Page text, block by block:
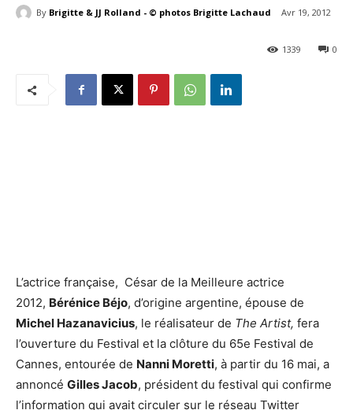
By Brigitte & JJ Rolland - © photos Brigitte Lachaud Avr 19, 2012
0
1339
L’actrice française, César de la Meilleure actrice
2012, Bérénice Béjo, d’origine argentine, épouse de
Michel Hazanavicius, le réalisateur de The Artist, fera
l’ouverture du Festival et la clôture du 65e Festival de
Cannes, entourée de Nanni Moretti, à partir du 16 mai, a
annoncé Gilles Jacob, président du festival qui confirme
l’information qui avait circuler sur le réseau Twitter